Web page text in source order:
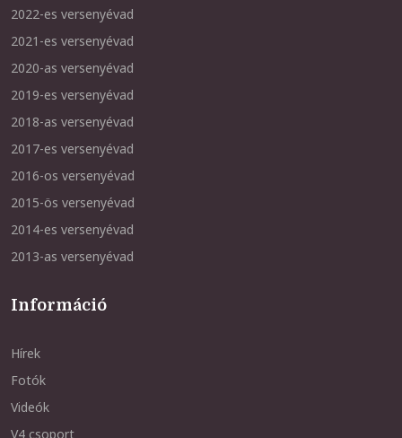
2022-es versenyévad
2021-es versenyévad
2020-as versenyévad
2019-es versenyévad
2018-as versenyévad
2017-es versenyévad
2016-os versenyévad
2015-ös versenyévad
2014-es versenyévad
2013-as versenyévad
Információ
Hírek
Fotók
Videók
V4 csoport